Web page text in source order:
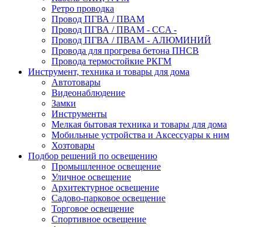
Ретро проводка
Провод ПГВА / ПВАМ
Провод ПГВА / ПВАМ - CCA -
Провод ПГВА / ПВАМ - АЛЮМИНИЙ
Провода для прогрева бетона ПНСВ
Провода термостойкие РКГМ
Инструмент, техника и товары для дома
Автотовары
Видеонаблюдение
Замки
Инструменты
Мелкая бытовая техника и товары для дома
Мобильные устройства и Аксессуары к ним
Хозтовары
Подбор решений по освещению
Промышленное освещение
Уличное освещение
Архитектурное освещение
Садово-парковое освещение
Торговое освещение
Спортивное освещение